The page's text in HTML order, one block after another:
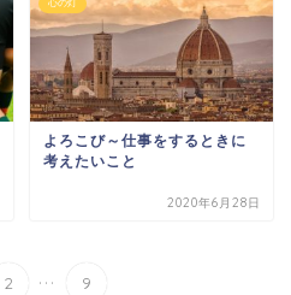
心の灯
よろこび～仕事をするときに
考えたいこと
2020年6月28日
2 ... 9